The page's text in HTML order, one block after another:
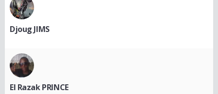
Djoug JIMS
El Razak PRINCE